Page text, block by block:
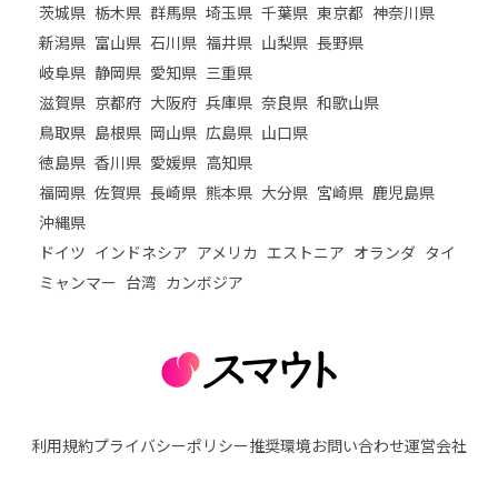
茨城県 栃木県 群馬県 埼玉県 千葉県 東京都 神奈川県
新潟県 富山県 石川県 福井県 山梨県 長野県
岐阜県 静岡県 愛知県 三重県
滋賀県 京都府 大阪府 兵庫県 奈良県 和歌山県
鳥取県 島根県 岡山県 広島県 山口県
徳島県 香川県 愛媛県 高知県
福岡県 佐賀県 長崎県 熊本県 大分県 宮崎県 鹿児島県
沖縄県
ドイツ インドネシア アメリカ エストニア オランダ タイ
ミャンマー 台湾 カンボジア
利用規約プライバシーポリシー推奨環境お問い合わせ運営会社